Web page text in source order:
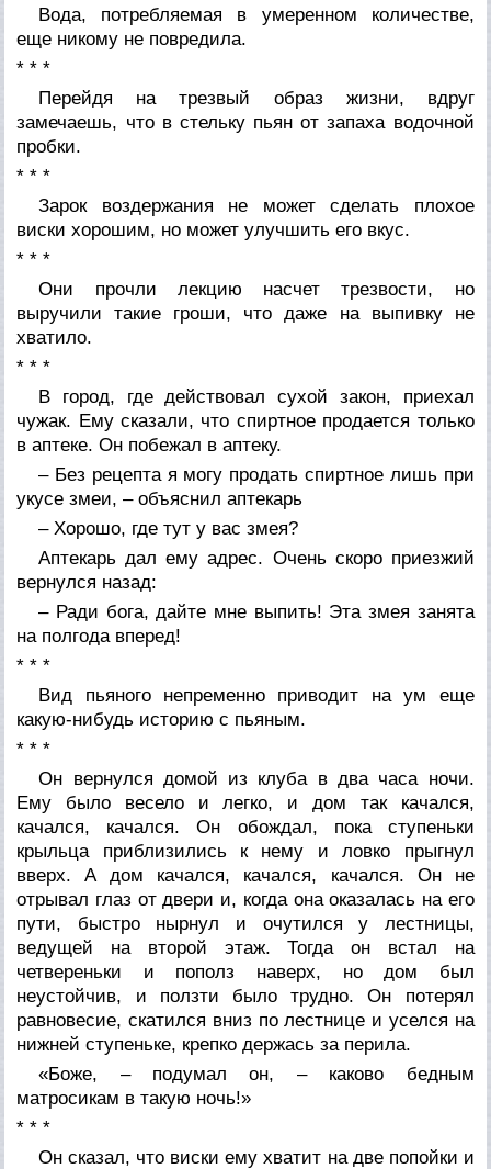
Вода, потребляемая в умеренном количестве,
еще никому не повредила.
* * *
Перейдя на трезвый образ жизни, вдруг
замечаешь, что в стельку пьян от запаха водочной
пробки.
* * *
Зарок воздержания не может сделать плохое
виски хорошим, но может улучшить его вкус.
* * *
Они прочли лекцию насчет трезвости, но
выручили такие гроши, что даже на выпивку не
хватило.
* * *
В город, где действовал сухой закон, приехал
чужак. Ему сказали, что спиртное продается только
в аптеке. Он побежал в аптеку.
– Без рецепта я могу продать спиртное лишь при
укусе змеи, – объяснил аптекарь
– Хорошо, где тут у вас змея?
Аптекарь дал ему адрес. Очень скоро приезжий
вернулся назад:
– Ради бога, дайте мне выпить! Эта змея занята
на полгода вперед!
* * *
Вид пьяного непременно приводит на ум еще
какую-нибудь историю с пьяным.
* * *
Он вернулся домой из клуба в два часа ночи.
Ему было весело и легко, и дом так качался,
качался, качался. Он обождал, пока ступеньки
крыльца приблизились к нему и ловко прыгнул
вверх. А дом качался, качался, качался. Он не
отрывал глаз от двери и, когда она оказалась на его
пути, быстро нырнул и очутился у лестницы,
ведущей на второй этаж. Тогда он встал на
четвереньки и пополз наверх, но дом был
неустойчив, и ползти было трудно. Он потерял
равновесие, скатился вниз по лестнице и уселся на
нижней ступеньке, крепко держась за перила.
«Боже, – подумал он, – каково бедным
матросикам в такую ночь!»
* * *
Он сказал, что виски ему хватит на две попойки и